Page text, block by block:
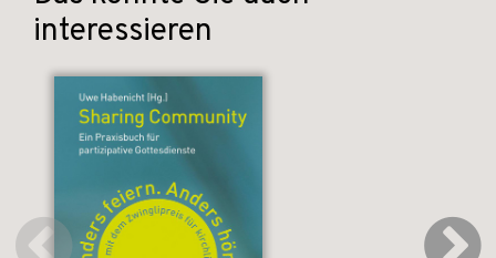
interessieren